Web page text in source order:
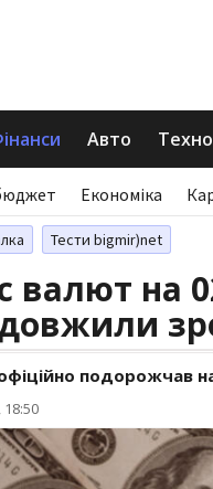
Авто Техно
Економіка
Тести bigmir)net
валют на
подорожчав